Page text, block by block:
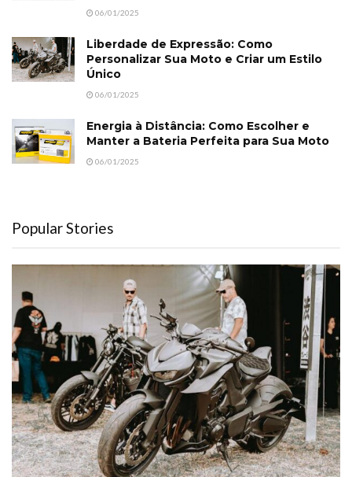
06/01/2025
Liberdade de Expressão: Como
Personalizar Sua Moto e Criar um Estilo
Único
06/01/2025
Energia à Distância: Como Escolher e
Manter a Bateria Perfeita para Sua Moto
06/01/2025
Popular Stories